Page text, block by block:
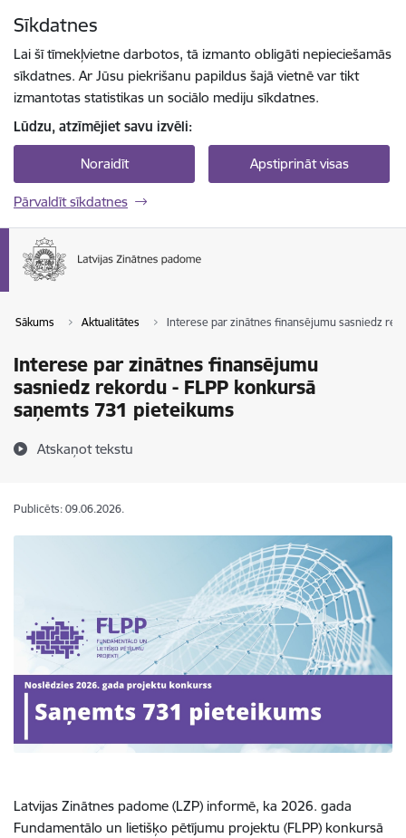
Sīkdatnes
Lai šī tīmekļvietne darbotos, tā izmanto obligāti nepieciešamās
sīkdatnes. Ar Jūsu piekrišanu papildus šajā vietnē var tikt
izmantotas statistikas un sociālo mediju sīkdatnes.
Lūdzu, atzīmējiet savu izvēli:
Noraidīt Apstiprināt visas
Pārvaldīt sīkdatnes
Sākums Aktualitātes Interese par zinātnes finansējumu sasniedz
Interese par zinātnes finansējumu
sasniedz rekordu - FLPP konkursā
saņemts 731 pieteikums
Atskaņot tekstu
Publicēts: 09.06.2026.
Latvijas Zinātnes padome (LZP) informē, ka 2026. gada
Fundamentālo un lietišķo pētījumu projektu (FLPP) konkursā